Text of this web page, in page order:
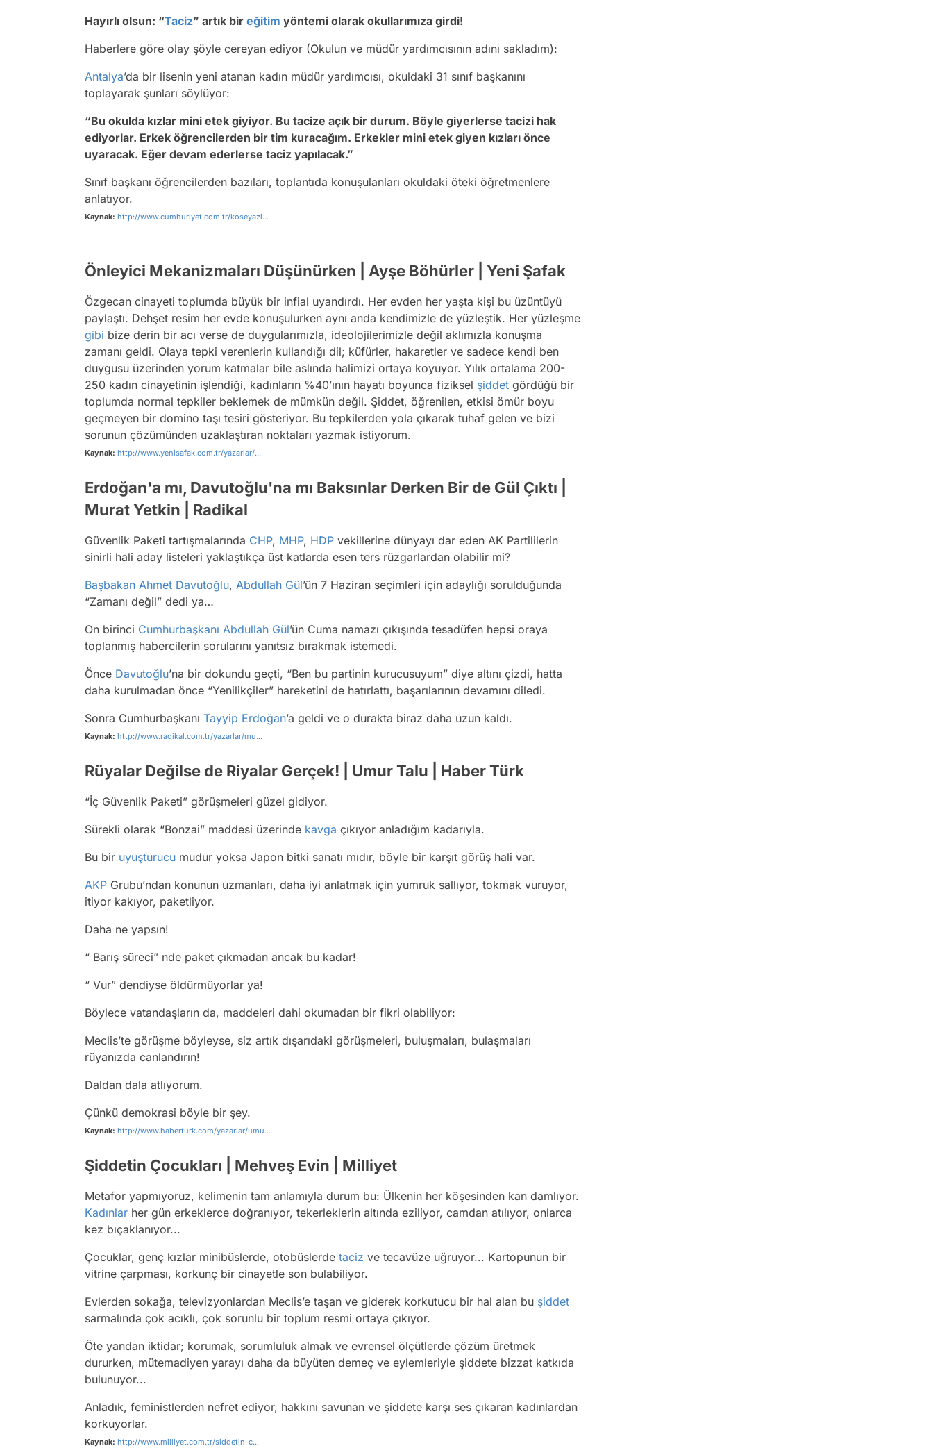
Hayırlı olsun: “Taciz” artık bir eğitim yöntemi olarak okullarımıza girdi!
Haberlere göre olay şöyle cereyan ediyor (Okulun ve müdür yardımcısının adını sakladım):
Antalya’da bir lisenin yeni atanan kadın müdür yardımcısı, okuldaki 31 sınıf başkanını
toplayarak şunları söylüyor:
“Bu okulda kızlar mini etek giyiyor. Bu tacize açık bir durum. Böyle giyerlerse tacizi hak
ediyorlar. Erkek öğrencilerden bir tim kuracağım. Erkekler mini etek giyen kızları önce
uyaracak. Eğer devam ederlerse taciz yapılacak.”
Sınıf başkanı öğrencilerden bazıları, toplantıda konuşulanları okuldaki öteki öğretmenlere
anlatıyor.
Kaynak: http://www.cumhuriyet.com.tr/koseyazi...
Önleyici Mekanizmaları Düşünürken | Ayşe Böhürler | Yeni Şafak
Özgecan cinayeti toplumda büyük bir infial uyandırdı. Her evden her yaşta kişi bu üzüntüyü
paylaştı. Dehşet resim her evde konuşulurken aynı anda kendimizle de yüzleştik. Her yüzleşme
gibi bize derin bir acı verse de duygularımızla, ideolojilerimizle değil aklımızla konuşma
zamanı geldi. Olaya tepki verenlerin kullandığı dil; küfürler, hakaretler ve sadece kendi ben
duygusu üzerinden yorum katmalar bile aslında halimizi ortaya koyuyor. Yılık ortalama 200-
250 kadın cinayetinin işlendiği, kadınların %40’ının hayatı boyunca fiziksel şiddet gördüğü bir
toplumda normal tepkiler beklemek de mümkün değil. Şiddet, öğrenilen, etkisi ömür boyu
geçmeyen bir domino taşı tesiri gösteriyor. Bu tepkilerden yola çıkarak tuhaf gelen ve bizi
sorunun çözümünden uzaklaştıran noktaları yazmak istiyorum.
Kaynak: http://www.yenisafak.com.tr/yazarlar/...
Erdoğan'a mı, Davutoğlu'na mı Baksınlar Derken Bir de Gül Çıktı |
Murat Yetkin | Radikal
Güvenlik Paketi tartışmalarında CHP, MHP, HDP vekillerine dünyayı dar eden AK Partililerin
sinirli hali aday listeleri yaklaştıkça üst katlarda esen ters rüzgarlardan olabilir mi?
Başbakan Ahmet Davutoğlu, Abdullah Gül’ün 7 Haziran seçimleri için adaylığı sorulduğunda
“Zamanı değil” dedi ya…
On birinci Cumhurbaşkanı Abdullah Gül’ün Cuma namazı çıkışında tesadüfen hepsi oraya
toplanmış habercilerin sorularını yanıtsız bırakmak istemedi.
Önce Davutoğlu’na bir dokundu geçti, “Ben bu partinin kurucusuyum” diye altını çizdi, hatta
daha kurulmadan önce “Yenilikçiler” hareketini de hatırlattı, başarılarının devamını diledi.
Sonra Cumhurbaşkanı Tayyip Erdoğan’a geldi ve o durakta biraz daha uzun kaldı.
Kaynak: http://www.radikal.com.tr/yazarlar/mu...
Rüyalar Değilse de Riyalar Gerçek! | Umur Talu | Haber Türk
“İç Güvenlik Paketi” görüşmeleri güzel gidiyor.
Sürekli olarak “Bonzai” maddesi üzerinde kavga çıkıyor anladığım kadarıyla.
Bu bir uyuşturucu mudur yoksa Japon bitki sanatı mıdır, böyle bir karşıt görüş hali var.
AKP Grubu’ndan konunun uzmanları, daha iyi anlatmak için yumruk sallıyor, tokmak vuruyor,
itiyor kakıyor, paketliyor.
Daha ne yapsın!
“ Barış süreci” nde paket çıkmadan ancak bu kadar!
“ Vur” dendiyse öldürmüyorlar ya!
Böylece vatandaşların da, maddeleri dahi okumadan bir fikri olabiliyor:
Meclis’te görüşme böyleyse, siz artık dışarıdaki görüşmeleri, buluşmaları, bulaşmaları
rüyanızda canlandırın!
Daldan dala atlıyorum.
Çünkü demokrasi böyle bir şey.
Kaynak: http://www.haberturk.com/yazarlar/umu...
Şiddetin Çocukları | Mehveş Evin | Milliyet
Metafor yapmıyoruz, kelimenin tam anlamıyla durum bu: Ülkenin her köşesinden kan damlıyor.
Kadınlar her gün erkeklerce doğranıyor, tekerleklerin altında eziliyor, camdan atılıyor, onlarca
kez bıçaklanıyor...
Çocuklar, genç kızlar minibüslerde, otobüslerde taciz ve tecavüze uğruyor... Kartopunun bir
vitrine çarpması, korkunç bir cinayetle son bulabiliyor.
Evlerden sokağa, televizyonlardan Meclis’e taşan ve giderek korkutucu bir hal alan bu şiddet
sarmalında çok acıklı, çok sorunlu bir toplum resmi ortaya çıkıyor.
Öte yandan iktidar; korumak, sorumluluk almak ve evrensel ölçütlerde çözüm üretmek
dururken, mütemadiyen yarayı daha da büyüten demeç ve eylemleriyle şiddete bizzat katkıda
bulunuyor...
Anladık, feministlerden nefret ediyor, hakkını savunan ve şiddete karşı ses çıkaran kadınlardan
korkuyorlar.
Kaynak: http://www.milliyet.com.tr/siddetin-c...